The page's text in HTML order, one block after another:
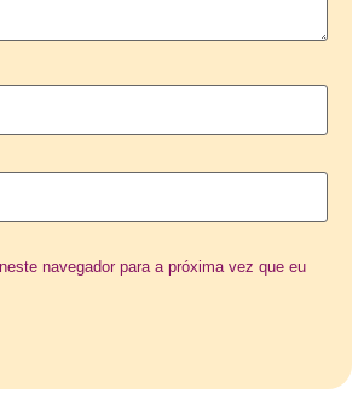
navegador para a próxima vez que eu